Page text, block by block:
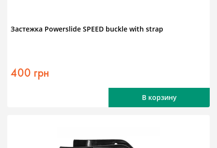
Застежка Powerslide SPEED buckle with strap
400 грн
В корзину